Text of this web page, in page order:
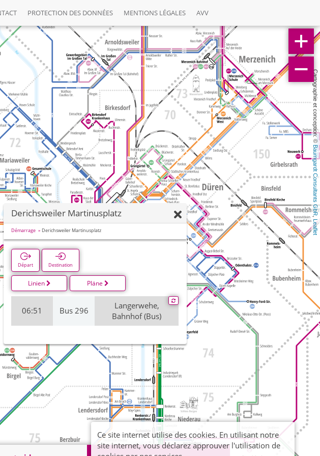
PROTECTION DES DONNÉES MENTIONS LÉGALES AVV
Cartographie et conception: ©
Baumgardt Consultants GbR
,
Leaflet
Derichsweiler Martinusplatz
Démarrage Derichsweiler Martinusplatz
Départ Destination
Linien Pläne
06:51 Bus 296
Langerwehe,
Bahnhof (Bus)
Ce site internet utilise des cookies. En utilisant notre
site internet, vous déclarez approuver l'utilisation de